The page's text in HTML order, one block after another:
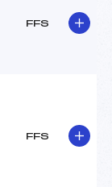
FFS
FFS